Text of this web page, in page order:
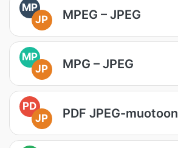
MP
JP
MPEG – JPEG
MP
JP
MPG – JPEG
PD
JP
PDF JPEG-muotoon